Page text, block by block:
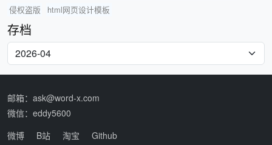
侵权盗版
html网页设计模板
存档
邮箱：ask@word-x.com
微信：eddy5600
微博
B站 淘宝 Github